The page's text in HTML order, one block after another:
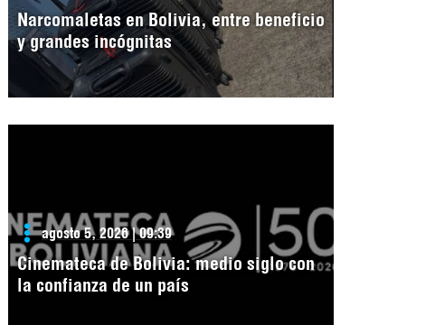
Narcomaletas en Bolivia, entre beneficio
y grandes incógnitas
agosto 5, 2026 | 09:39
Cinemateca de Bolivia: medio siglo con
la confianza de un país